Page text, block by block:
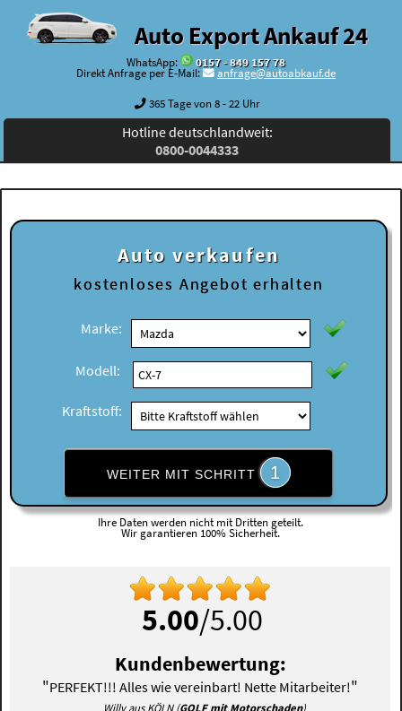
Auto Export Ankauf 24
WhatsApp:
0157 - 849 157 78
Direkt Anfrage per E-Mail:
anfrage@autoabkauf.de
365 Tage von 8 - 22 Uhr
Hotline deutschlandweit:
0800-0044333
Auto verkaufen
kostenloses Angebot erhalten
Marke:
Modell:
Kraftstoff:
WEITER MIT SCHRITT 1
Ihre Daten werden nicht mit Dritten geteilt.
Wir garantieren 100% Sicherheit.
5.00/5.00
Kundenbewertung:
"PERFEKT!!! Alles wie vereinbart! Nette Mitarbeiter!"
Willy aus KÖLN (GOLF mit Motorschaden)